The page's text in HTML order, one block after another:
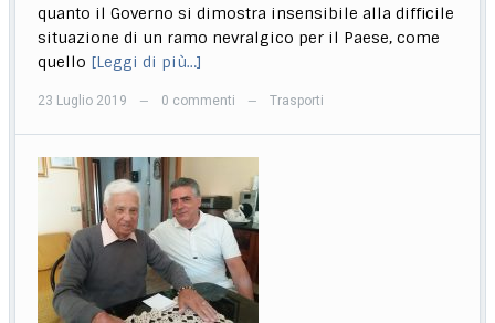
quanto il Governo si dimostra insensibile alla difficile
situazione di un ramo nevralgico per il Paese, come
quello [Leggi di più…]
23 Luglio 2019 — 0 commenti — Trasporti